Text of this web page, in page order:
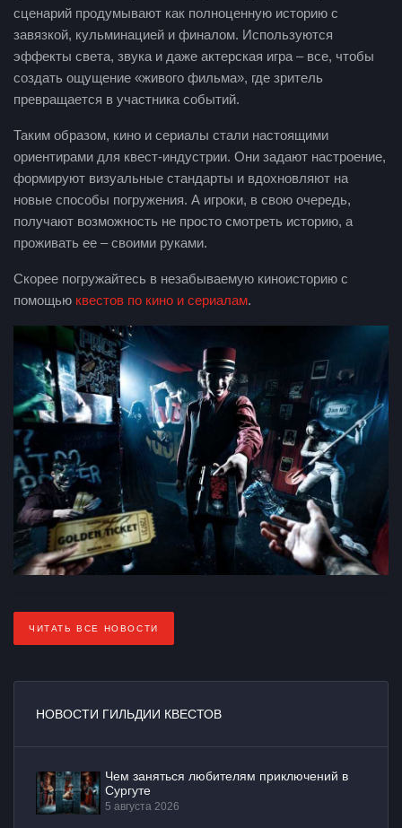
сценарий продумывают как полноценную историю с
завязкой, кульминацией и финалом. Используются
эффекты света, звука и даже актерская игра – все, чтобы
создать ощущение «живого фильма», где зритель
превращается в участника событий.
Таким образом, кино и сериалы стали настоящими
ориентирами для квест-индустрии. Они задают настроение,
формируют визуальные стандарты и вдохновляют на
новые способы погружения. А игроки, в свою очередь,
получают возможность не просто смотреть историю, а
проживать ее – своими руками.
Скорее погружайтесь в незабываемую киноисторию с
помощью квестов по кино и сериалам.
ЧИТАТЬ ВСЕ НОВОСТИ
НОВОСТИ ГИЛЬДИИ КВЕСТОВ
Чем заняться любителям приключений в
Сургуте
5 августа 2026